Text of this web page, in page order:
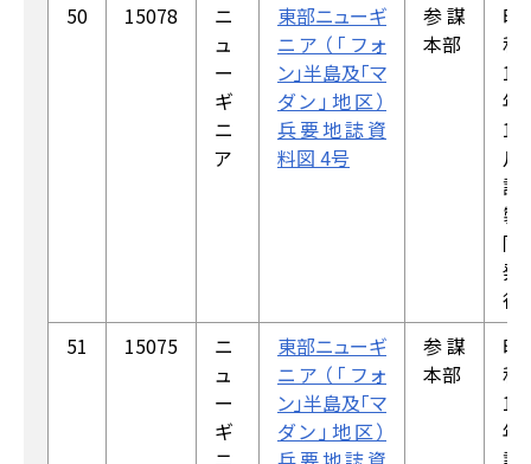
50
15078
ニ
ュ
ー
ギ
ニ
ア
東部ニューギ
ニア（「フォ
ン」半島及「マ
ダン」地区）
兵要地誌資
料図 4号
参謀
本部
昭
和
18
年
1
月
調
製，
同
発
行
51
15075
ニ
ュ
ー
ギ
東部ニューギ
ニア（「フォ
ン」半島及「マ
ダン」地区）
参謀
本部
昭
和
18
年